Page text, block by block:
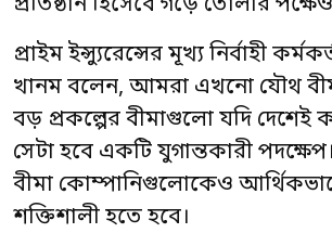
প্রাইম ইন্স্যুরেন্সের মূখ্য নির্বাহী
খানম বলেন, আমরা এখনো যৌথ
বড় প্রকল্পের বীমাগুলো যদি দেশেই
সেটা হবে একটি যুগান্তকারী
বীমা কোম্পানিগুলোকেও
শক্তিশালী হতে হবে।